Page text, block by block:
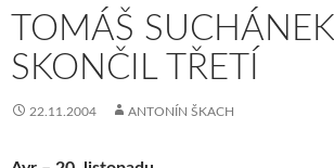
TOMÁŠ SUCHÁNEK
SKONČIL TŘETÍ
22.11.2004 ANTONÍN ŠKACH